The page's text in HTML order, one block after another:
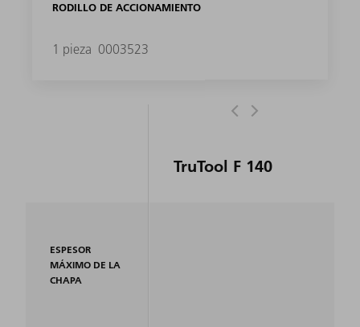
RODILLO DE ACCIONAMIENTO
1 pieza 0003523
ESPESOR
MÁXIMO DE LA
CHAPA
TruTool F 140